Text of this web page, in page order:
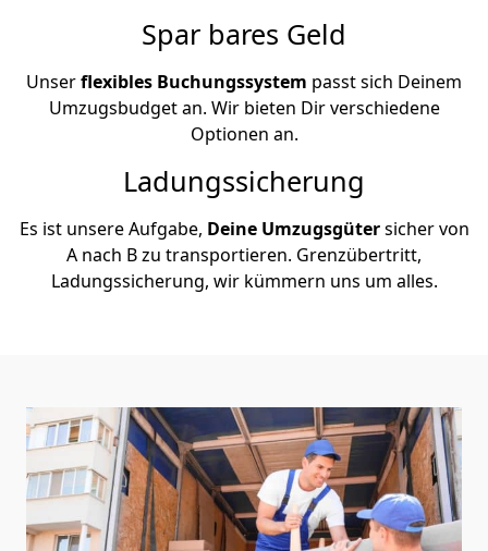
Spar bares Geld
Unserflexibles Buchungssystem passt sich Deinem
Umzugsbudget an. Wir bieten Dir verschiedene
Optionen an.
Ladungssicherung
Es ist unsere Aufgabe, Deine Umzugsgütersicher von
A nach B zu transportieren. Grenzübertritt,
Ladungssicherung, wir kümmern uns um alles.